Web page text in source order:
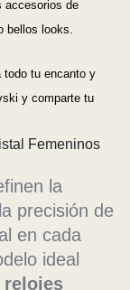
accesorios de
bellos looks.
todo tu encanto y
y comparte tu
Femeninos
la
precisión de
en cada
ideal
relojes